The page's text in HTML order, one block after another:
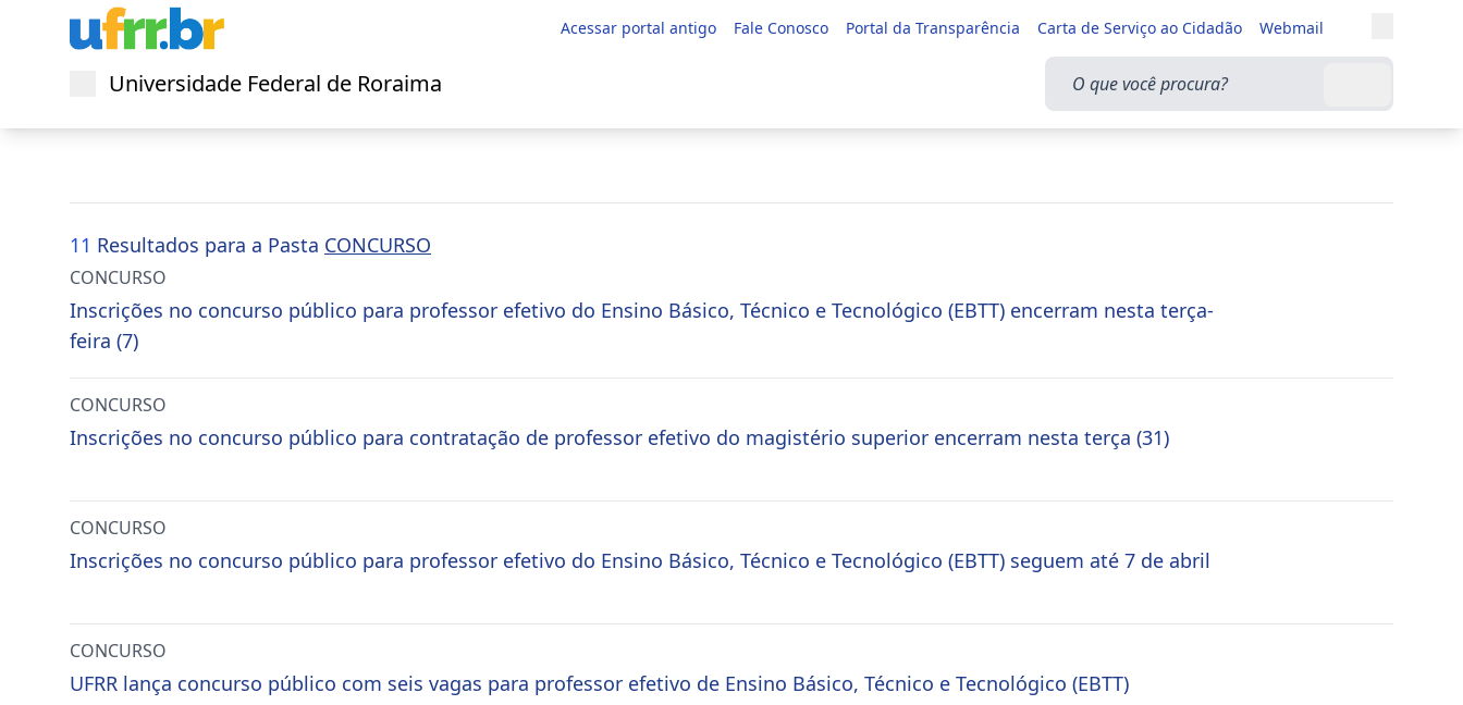
Acessar portal antigo Fale Conosco Portal da Transparência Carta de Serviço ao Cidadão Webmail
Alternar
Abrir menu
Universidade Federal de Roraima
O que você procura?
Buscar
11 Resultados para a Pasta CONCURSO
CONCURSO
Inscrições no concurso público para professor efetivo do Ensino Básico, Técnico e Tecnológico (EBTT) encerram nesta terça-
feira (7)
CONCURSO
Inscrições no concurso público para contratação de professor efetivo do magistério superior encerram nesta terça (31)
CONCURSO
Inscrições no concurso público para professor efetivo do Ensino Básico, Técnico e Tecnológico (EBTT) seguem até 7 de abril
CONCURSO
UFRR lança concurso público com seis vagas para professor efetivo de Ensino Básico, Técnico e Tecnológico (EBTT)